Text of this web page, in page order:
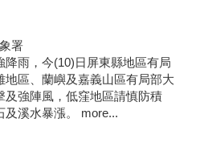
署
雨，今(10)日屏東縣地區有局
區、蘭嶼及嘉義山區有局部大
及強陣風，低窪地區請慎防積
溪水暴漲。 more...